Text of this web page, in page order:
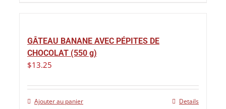
GÂTEAU BANANE AVEC PÉPITES DE
CHOCOLAT (550 g)
$13.25
Ajouter au panier Details